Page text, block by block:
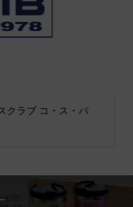
クラブ コ・ス・パ